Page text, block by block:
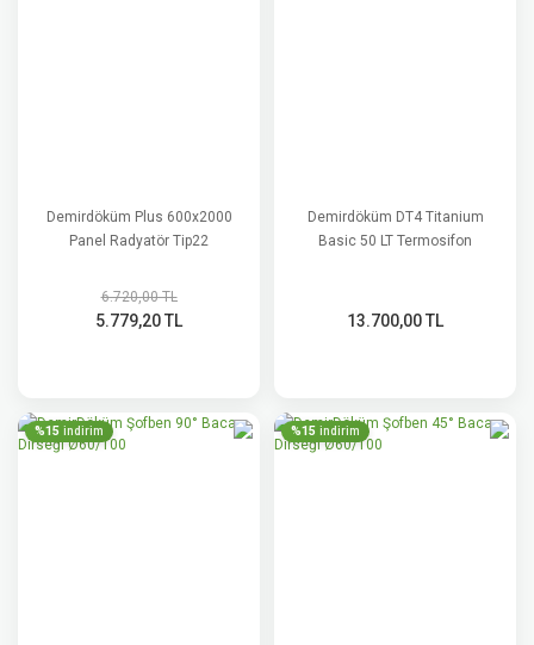
Demirdöküm Plus 600x2000
Panel Radyatör Tip22
6.720,00 TL
5.779,20 TL
Demirdöküm DT4 Titanium
Basic 50 LT Termosifon
13.700,00 TL
%15 indirim %15 indirim